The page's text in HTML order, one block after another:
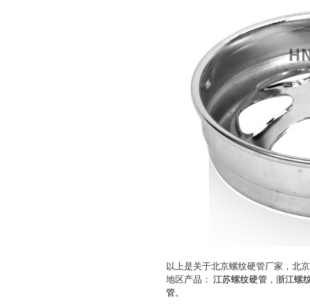
以上是关于北京螺纹硬管厂家，北
地区产品： 江苏螺纹硬管 ， 浙江螺
管。